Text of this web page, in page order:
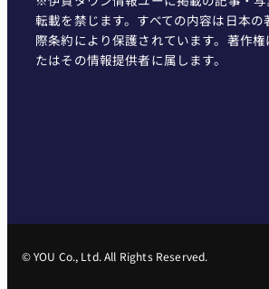
転載を禁じます。すべての内容は日本の
際条約により保護されています。著作
たはその情報提供者に属します。
© YOU Co., Ltd. All Rights Reserved.